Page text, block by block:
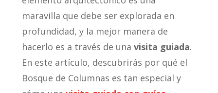
maravilla que debe ser explorada en
profundidad, y la mejor manera de
hacerlo es a través de una visita guiada.
En este artículo, descubrirás por qué el
Bosque de Columnas es tan especial y